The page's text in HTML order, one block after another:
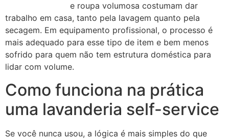
e roupa volumosa costumam dar
trabalho em casa, tanto pela lavagem quanto pela
secagem. Em equipamento profissional, o processo é
mais adequado para esse tipo de item e bem menos
sofrido para quem não tem estrutura doméstica para
lidar com volume.
Como funciona na prática
uma lavanderia self-service
Se você nunca usou, a lógica é mais simples do que